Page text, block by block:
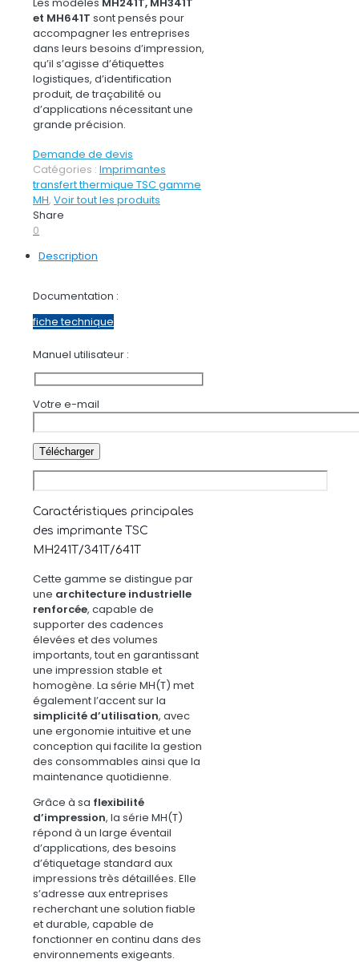
et MH641T sont pensés pour
accompagner les entreprises
dans leurs besoins d’impression,
qu’il s’agisse d’étiquettes
logistiques, d’identification
produit, de traçabilité ou
d’applications nécessitant une
grande précision.
Demande de devis
Catégories : Imprimantes
transfert thermique TSC gamme
MH, Voir tout les produits
Share
0
Description
Documentation :
fiche technique
Manuel utilisateur :
Votre e-mail
Caractéristiques principales
des imprimante TSC
MH241T/341T/641T
Cette gamme se distingue par
une architecture industrielle
renforcée, capable de
supporter des cadences
élevées et des volumes
importants, tout en garantissant
une impression stable et
homogène. La série MH(T) met
également l’accent sur la
simplicité d’utilisation, avec
une ergonomie intuitive et une
conception qui facilite la gestion
des consommables ainsi que la
maintenance quotidienne.
Grâce à sa flexibilité
d’impression, la série MH(T)
répond à un large éventail
d’applications, des besoins
d’étiquetage standard aux
impressions très détaillées. Elle
s’adresse aux entreprises
recherchant une solution fiable
et durable, capable de
fonctionner en continu dans des
environnements exigeants.